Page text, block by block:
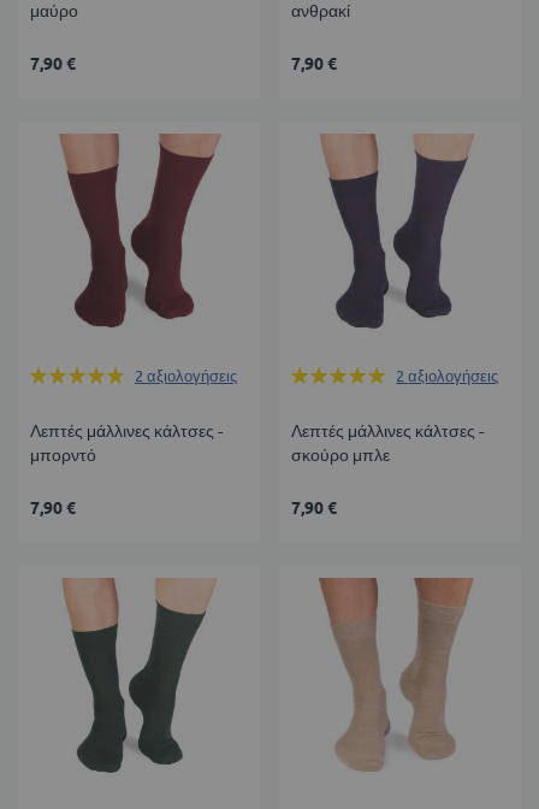
μαύρο
7,90 €
ανθρακί
7,90 €
Βαθμολογία:
2 αξιολογήσεις
Λεπτές μάλλινες κάλτσες -
μπορντό
7,90 €
Βαθμολογία:
2αξιολογήσεις
Λεπτές μάλλινες κάλτσες -
σκούρο μπλε
7,90 €